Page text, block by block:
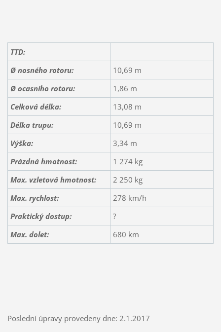
TTD:
Ø nosného rotoru:
10,69 m
Ø ocasního rotoru:
1,86 m
Celková délka:
13,08 m
Délka trupu:
10,69 m
Výška:
3,34 m
Prázdná hmotnost:
1 274 kg
Max. vzletová hmotnost:
2 250 kg
Max. rychlost:
278 km/h
Praktický dostup:
?
Max. dolet:
680 km
Poslední úpravy provedeny dne: 2.1.2017